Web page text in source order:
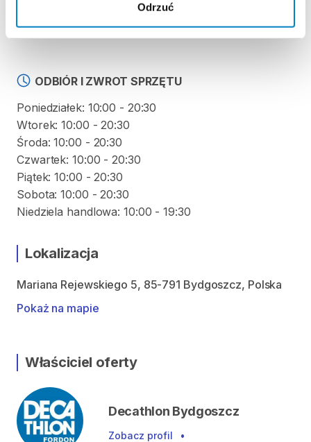
Odrzuć
Nie pobieramy kaucji za wypożyczenie tego
produktu
ODBIÓR I ZWROT SPRZĘTU
Poniedziałek: 10:00 - 20:30
Wtorek: 10:00 - 20:30
Środa: 10:00 - 20:30
Czwartek: 10:00 - 20:30
Piątek: 10:00 - 20:30
Sobota: 10:00 - 20:30
Niedziela handlowa: 10:00 - 19:30
Lokalizacja
Mariana Rejewskiego 5, 85-791 Bydgoszcz, Polska
Pokaż na mapie
Właściciel oferty
Decathlon Bydgoszcz
Zobacz profil •